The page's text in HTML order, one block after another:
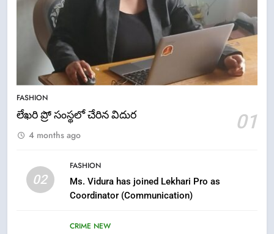
FASHION
లేఖరి ప్రో సంస్థలో చేరిన విదుర 01
4 months ago
02
FASHION
Ms. Vidura has joined Lekhari Pro as
Coordinator (Communication)
CRIME NEW
5
సంవత్సరం విశిష్టత
6
Ugadi 2026 – Significance of Sri
Parabhava Nama Samvatsaram